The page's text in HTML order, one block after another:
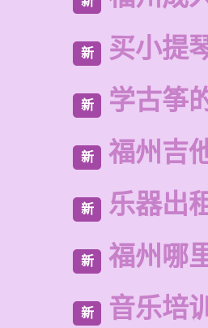
新 买小提
新 学古筝
新 福州吉
新 乐器出
新 福州哪
新 音乐培